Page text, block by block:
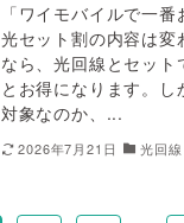
「ワイモバイルで一
光セット割の内容は変
なら、光回線とセッ
とお得になります。
対象なのか、...
2026年7月21日 光回線